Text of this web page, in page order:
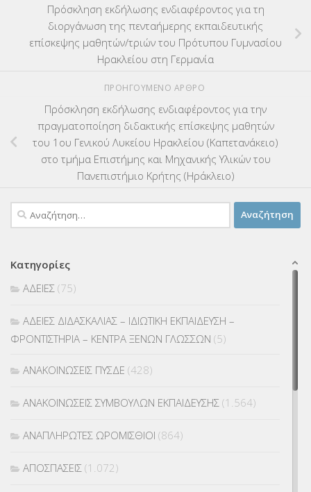
Πρόσκληση εκδήλωσης ενδιαφέροντος για τη
διοργάνωση της πενταήμερης εκπαιδευτικής
επίσκεψης μαθητών/τριών του Πρότυπου Γυμνασίου
Ηρακλείου στη Γερμανία
ΠΡΟΗΓΟΎΜΕΝΟ ΆΡΘΡΟ
Πρόσκληση εκδήλωσης ενδιαφέροντος για την
πραγματοποίηση διδακτικής επίσκεψης μαθητών
του 1ου Γενικού Λυκείου Ηρακλείου (Καπετανάκειο)
στο τμήμα Επιστήμης και Μηχανικής Υλικών του
Πανεπιστήμιο Κρήτης (Ηράκλειο)
Αναζήτηση
για:
Κατηγορίες
ΑΔΕΙΕΣ (75)
ΑΔΕΙΕΣ ΔΙΔΑΣΚΑΛΙΑΣ – ΙΔΙΩΤΙΚΗ ΕΚΠΑΙΔΕΥΣΗ –
ΦΡΟΝΤΙΣΤΗΡΙΑ – ΚΕΝΤΡΑ ΞΕΝΩΝ ΓΛΩΣΣΩΝ (5)
ΑΝΑΚΟΙΝΩΣΕΙΣ ΠΥΣΔΕ (428)
ΑΝΑΚΟΙΝΩΣΕΙΣ ΣΥΜΒΟΥΛΩΝ ΕΚΠΑΙΔΕΥΣΗΣ (1.564)
ΑΝΑΠΛΗΡΩΤΕΣ ΩΡΟΜΙΣΘΙΟΙ (864)
ΑΠΟΣΠΑΣΕΙΣ (1.072)